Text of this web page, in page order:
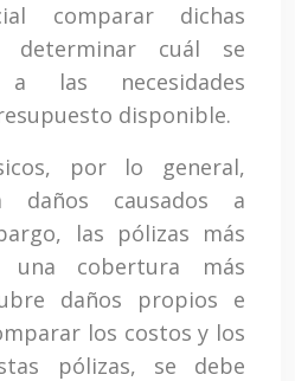
comparar dichas
determinar cuál se
las necesidades
disponible.
por lo general,
daños causados a
las pólizas más
una cobertura más
daños propios e
los costos y los
pólizas, se debe